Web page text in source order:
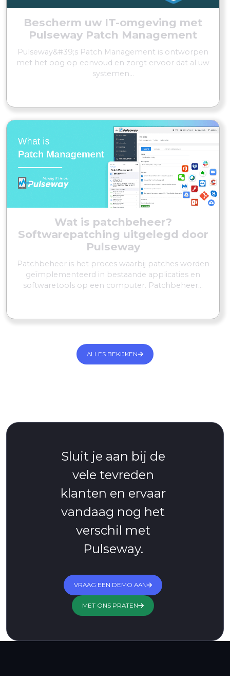
Bescherm uw IT-omgeving met
Pulseway Patch Management
Pulseway&#39;s Patch Management is ontworpen
met het oog op eenvoud en zorgt ervoor dat al uw
systemen...
Wat is patchbeheer?
Softwarepatching uitgelegd door
Pulseway
Patchbeheer is het proces waarbij patches worden
geïmplementeerd in bestaande applicaties en
softwaretools op een computer. Patchbeheer...
ALLES BEKIJKEN
Sluit je aan bij de
vele tevreden
klanten en ervaar
vandaag nog het
verschil met
Pulseway.
VRAAG EEN DEMO AAN
MET ONS PRATEN